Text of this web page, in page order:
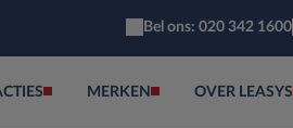
Bel ons: 020 342 1600
MERKEN OVER LEASYS